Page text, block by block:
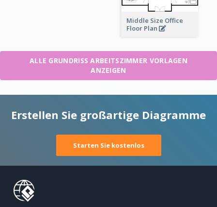
Middle Size Office
Floor Plan
ALLE GRUNDRISS ARBEITSZIMMER VORLAGEN
ANZEIGEN
Erstellen Sie großartige Diagramme
Starten Sie kostenlos